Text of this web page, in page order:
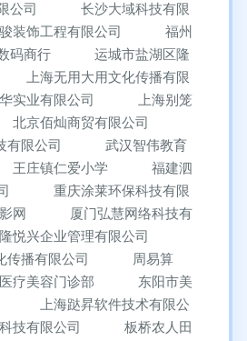
公司
长沙大域科技有限
装饰工程有限公司
福州
码商行
运城市盐湖区隆
上海无用大用文化传播有限
华实业有限公司
上海别笼
北京佰灿商贸有限公司
有限公司
武汉智伟教育
王庄镇仁爱小学
福建泗
重庆涂莱环保科技有限
网
厦门弘慧网络科技有
悦兴企业管理有限公司
传播有限公司
周易算
疗美容门诊部
东阳市美
上海跶昇软件技术有限公
技有限公司
板桥农人田